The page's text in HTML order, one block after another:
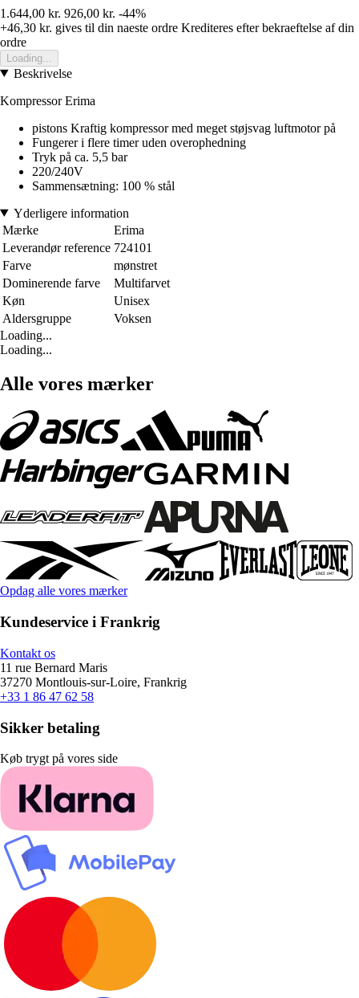
1.644,00 kr. 926,00 kr. -44%
+46,30 kr. gives til din naeste ordre Krediteres efter bekraeftelse af din
ordre
Loading...
Beskrivelse
Kompressor Erima
pistons Kraftig kompressor med meget støjsvag luftmotor på
Fungerer i flere timer uden overophedning
Tryk på ca. 5,5 bar
220/240V
Sammensætning: 100 % stål
Yderligere information
Mærke
Erima
Leverandør reference 724101
Farve
mønstret
Dominerende farve
Multifarvet
Køn
Unisex
Aldersgruppe
Voksen
Loading...
Loading...
Alle vores mærker
Opdag alle vores mærker
Kundeservice i Frankrig
Kontakt os
11 rue Bernard Maris
37270 Montlouis-sur-Loire, Frankrig
+33 1 86 47 62 58
Sikker betaling
Køb trygt på vores side